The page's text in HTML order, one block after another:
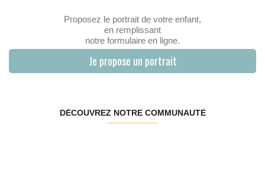
Proposez le portrait de votre enfant,
en remplissant
notre formulaire en ligne.
Je propose un portrait
DÉCOUVREZ NOTRE COMMUNAUTÉ